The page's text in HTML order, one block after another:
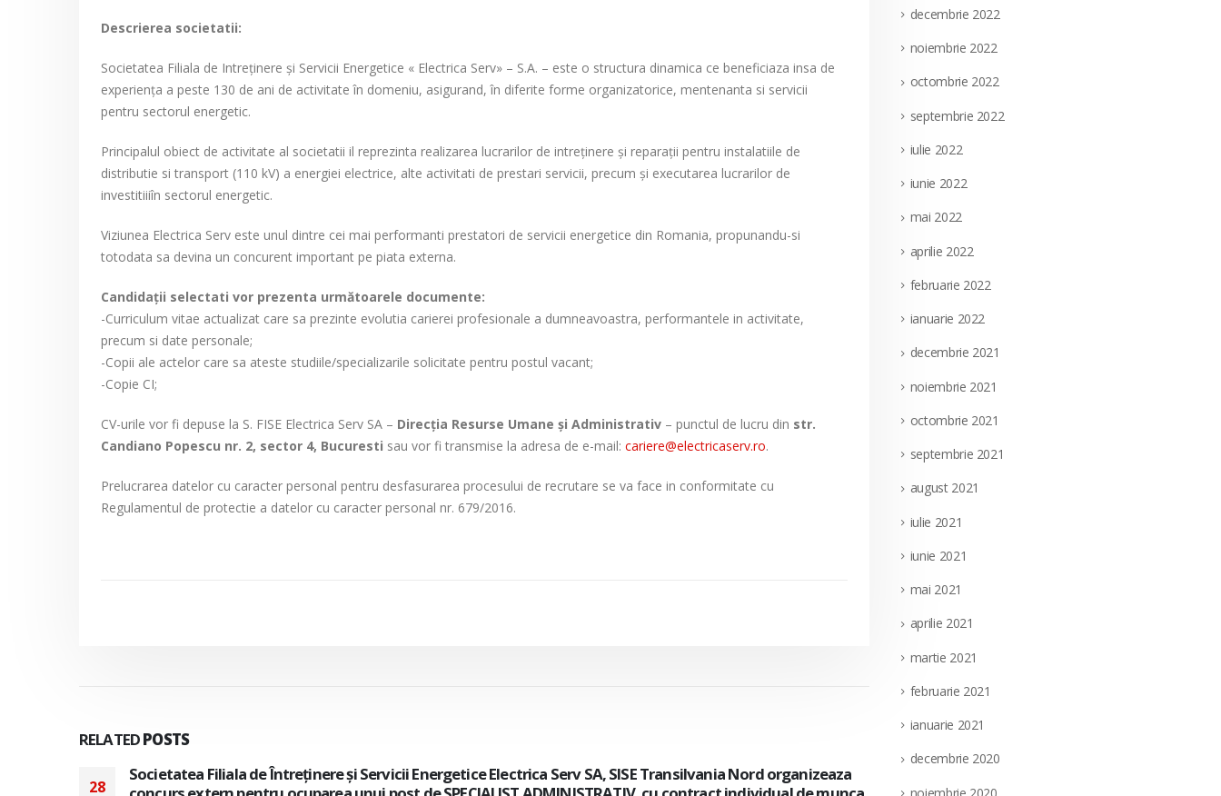
Descrierea societatii:
Societatea Filiala de Intreţinere şi Servicii Energetice « Electrica Serv» – S.A. – este o structura dinamica ce beneficiaza insa de
experienţa a peste 130 de ani de activitate în domeniu, asigurand, în diferite forme organizatorice, mentenanta si servicii
pentru sectorul energetic.
Principalul obiect de activitate al societatii il reprezinta realizarea lucrarilor de intreținere și reparații pentru instalatiile de
distributie si transport (110 kV) a energiei electrice, alte activitati de prestari servicii, precum și executarea lucrarilor de
investitiiiîn sectorul energetic.
Viziunea Electrica Serv este unul dintre cei mai performanti prestatori de servicii energetice din Romania, propunandu-si
totodata sa devina un concurent important pe piata externa.
Candidaţii selectati vor prezenta următoarele documente:
-Curriculum vitae actualizat care sa prezinte evolutia carierei profesionale a dumneavoastra, performantele in activitate,
precum si date personale;
-Copii ale actelor care sa ateste studiile/specializarile solicitate pentru postul vacant;
-Copie CI;
CV-urile vor fi depuse la S. FISE Electrica Serv SA – Direcția Resurse Umane și Administrativ – punctul de lucru din str.
Candiano Popescu nr. 2, sector 4, Bucuresti sau vor fi transmise la adresa de e-mail: cariere@electricaserv.ro.
Prelucrarea datelor cu caracter personal pentru desfasurarea procesului de recrutare se va face in conformitate cu
Regulamentul de protectie a datelor cu caracter personal nr. 679/2016.
RELATEDPOSTS
28
Societatea Filiala de Întreţinere şi Servicii Energetice Electrica Serv SA, SISE Transilvania Nord organizeaza
28
decembrie 2022
noiembrie 2022
octombrie 2022
septembrie 2022
iulie 2022
iunie 2022
mai 2022
aprilie 2022
februarie 2022
ianuarie 2022
decembrie 2021
noiembrie 2021
octombrie 2021
septembrie 2021
august 2021
iulie 2021
iunie 2021
mai 2021
aprilie 2021
martie 2021
februarie 2021
ianuarie 2021
decembrie 2020
noiembrie 2020